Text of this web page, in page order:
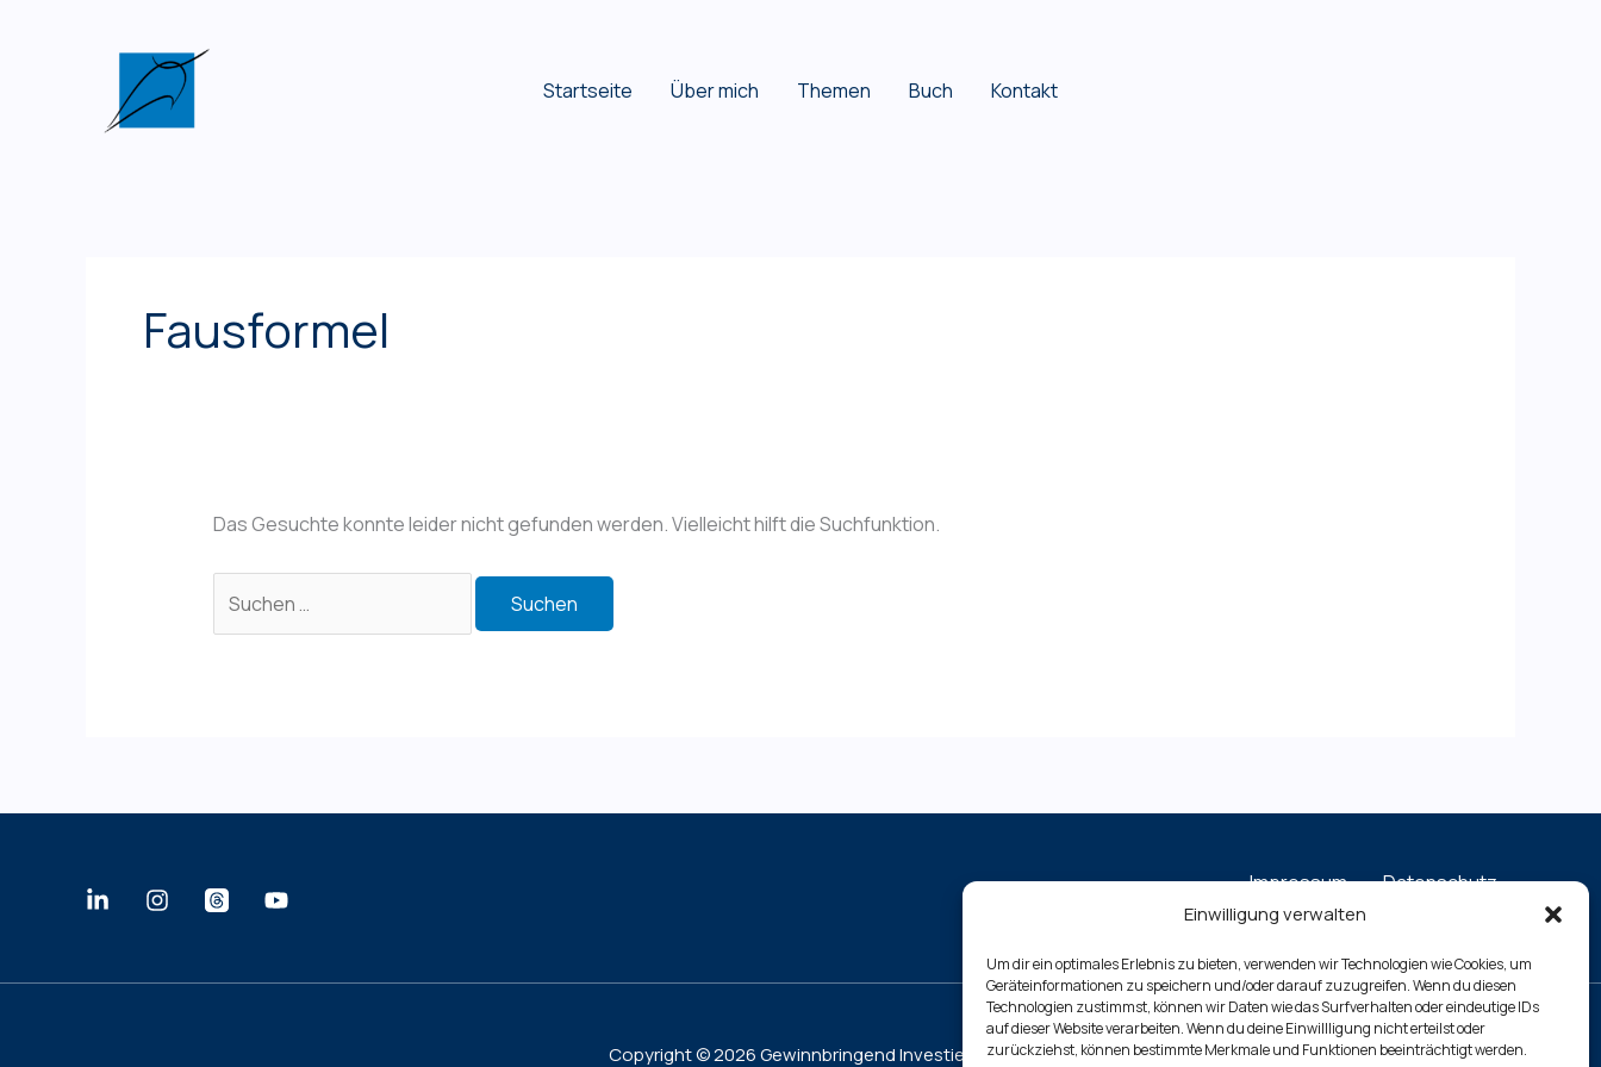
Einwilligung verwalten
Um dir ein optimales Erlebnis zu bieten, verwenden wir Technologien wie Cookies, um
Geräteinformationen zu speichern und/oder darauf zuzugreifen. Wenn du diesen
Technologien zustimmst, können wir Daten wie das Surfverhalten oder eindeutige IDs
auf dieser Website verarbeiten. Wenn du deine Einwillligung nicht erteilst oder
zurückziehst, können bestimmte Merkmale und Funktionen beeinträchtigt werden.
Startseite Über mich Themen Buch Kontakt
Fausformel
Das Gesuchte konnte leider nicht gefunden werden. Vielleicht hilft die Suchfunktion.
nach:
Impressum
Datenschutz
Cookie-Richtlinie (EU)
Copyright © 2026 Gewinnbringend Investieren